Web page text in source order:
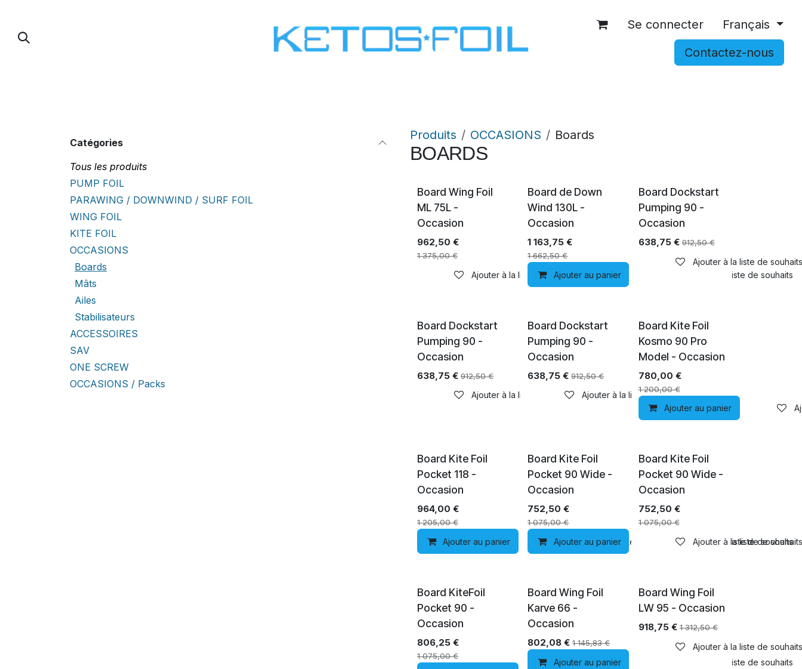
Se connecter
Français
Contactez-nous
Catégories
Tous les produits
PUMP FOIL
PARAWING / DOWNWIND / SURF FOIL
WING FOIL
KITE FOIL
OCCASIONS
Boards
Mâts
Ailes
Stabilisateurs
ACCESSOIRES
SAV
ONE SCREW
OCCASIONS / Packs
Produits OCCASIONS Boards
BOARDS
Épuisé
Board Wing Foil
ML 75L -
Occasion
962,50 €
1 375,00€
Ajouter à la liste de souhaits
Board de Down
Wind 130L -
Occasion
1 163,75 €
1 662,50€
Ajouter au panier Ajouter à la liste de souhaits
Épuisé
Board Dockstart
Pumping 90 -
Occasion
638,75€ 912,50€
Ajouter à la liste de souhaits
Épuisé
Board Dockstart
Pumping 90 -
Occasion
638,75 € 912,50€
Ajouter à la liste de souhaits
Épuisé
Board Dockstart
Pumping 90 -
Occasion
638,75 € 912,50€
Ajouter à la liste de souhaits
Board Kite Foil
Kosmo 90 Pro
Model - Occasion
780,00 €
1 200,00€
Ajouter au panier
Board Kite Foil
Pocket 118 -
Occasion
964,00 €
1 205,00€
Ajouter au panier Ajouter à la liste de souhaits
En rupture de stock
Board Kite Foil
Pocket 90 Wide -
Occasion
752,50 €
1 075,00€
Ajouter au panier Ajouter à la liste de souhaits
Épuisé
Board Kite Foil
Pocket 90 Wide -
Occasion
752,50 €
1 075,00€
Ajouter à la liste de souhaits
Board KiteFoil
Pocket 90 -
Occasion
806,25 €
1 075,00€
Board Wing Foil
Karve 66 -
Occasion
802,08 € 1 145,83€
Ajouter au panier Ajouter à la liste de souhaits
Épuisé
Board Wing Foil
LW 95 - Occasion
918,75€ 1 312,50€
Ajouter à la liste de souhaits